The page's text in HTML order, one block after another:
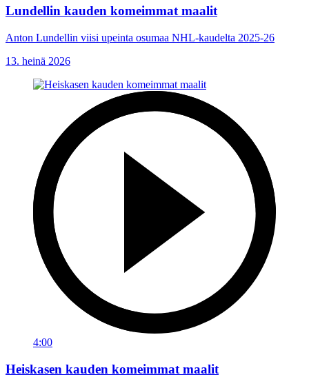
Lundellin kauden komeimmat maalit
Anton Lundellin viisi upeinta osumaa NHL-kaudelta 2025-26
13. heinä 2026
4:00
Heiskasen kauden komeimmat maalit